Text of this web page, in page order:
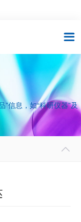

”信息，如“科研仪器”及
